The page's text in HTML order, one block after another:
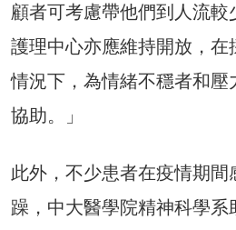
顧者可考慮帶他們到人流
護理中心亦應維持開放，在
情況下，為情緒不穩者和
協助。」
此外，不少患者在疫情期
躁，中大醫學院精神科學系